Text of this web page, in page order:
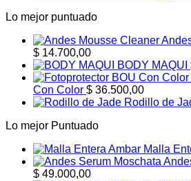
Lo mejor puntuado
$ 14.700,00
BODY MAQUI
Con Color $ 36.500,00
Rodillo de
Lo mejor Puntuado
Malla
$ 49.000,00